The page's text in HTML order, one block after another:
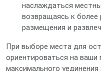
наслаждаться
возвращаясь к
размещения и
При выборе места для
ориентироваться на ваши
максимального